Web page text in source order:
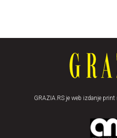
GRAZIA.RS je web izdanje